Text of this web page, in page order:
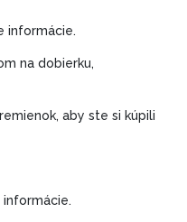
informácie.
na dobierku,
aby ste si kúpili